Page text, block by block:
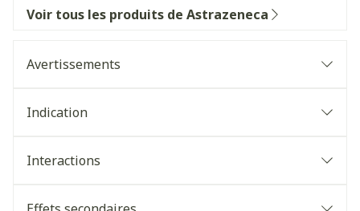
Voir tous les produits de Astrazeneca
Avertissements
Indication
Interactions